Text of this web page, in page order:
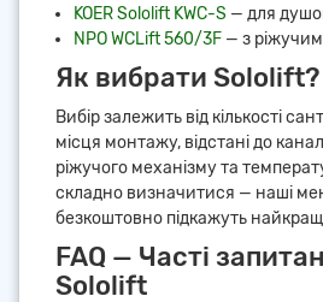
KOER Sololift KWC-S — для
NPO WCLift 560/3F — з
Як вибрати Sololift?
Вибір залежить від кількості
місця монтажу, відстані до
ріжучого механізму та
складно визначитися — наші
безкоштовно підкажуть
FAQ — Часті
Sololift